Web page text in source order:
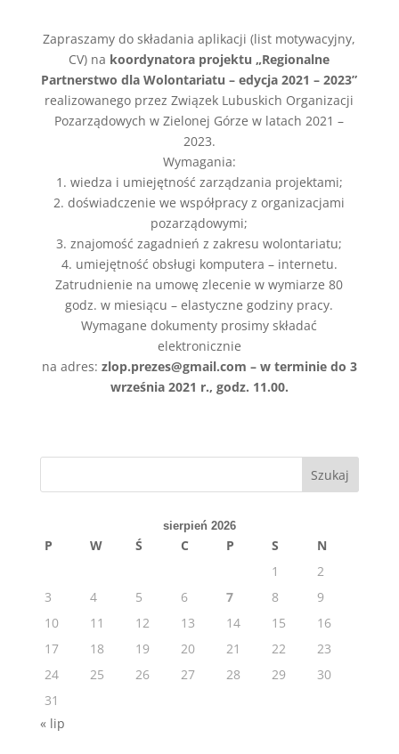
Zapraszamy do składania aplikacji (list motywacyjny,
CV) na koordynatora projektu „Regionalne
Partnerstwo dla Wolontariatu – edycja 2021 – 2023”
realizowanego przez Związek Lubuskich Organizacji
Pozarządowych w Zielonej Górze w latach 2021 –
2023.
Wymagania:
1. wiedza i umiejętność zarządzania projektami;
2. doświadczenie we współpracy z organizacjami
pozarządowymi;
3. znajomość zagadnień z zakresu wolontariatu;
4. umiejętność obsługi komputera – internetu.
Zatrudnienie na umowę zlecenie w wymiarze 80
godz. w miesiącu – elastyczne godziny pracy.
Wymagane dokumenty prosimy składać
elektronicznie
na adres: zlop.prezes@gmail.com – w terminie do 3
września 2021 r., godz. 11.00.
Szukaj
sierpień 2026
P W Ś C P S
N
1
2
3
4 5 6 7 8
9
10
11 12 13 14 15
16
17
18 19 20 21 22
23
24
25 26 27 28 29
30
31
« lip